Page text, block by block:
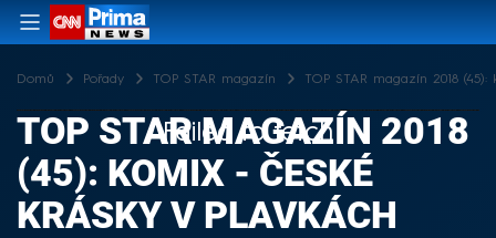
Domů Pořady TOP STAR magazín TOP STAR magazín 2018
Failed to fetch
TOP STAR MAGAZÍN 2018
(45): KOMIX - ČESKÉ
KRÁSKY V PLAVKÁCH